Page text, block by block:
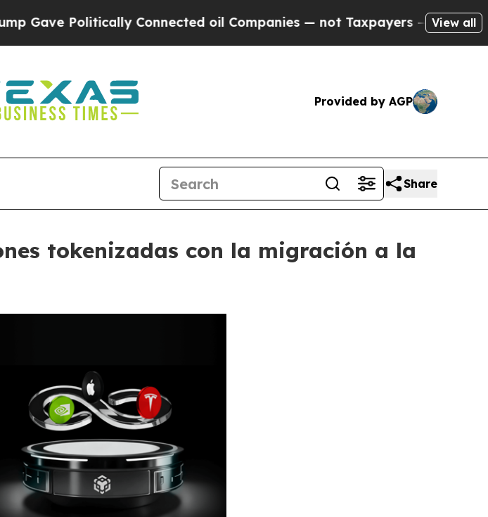
Connected oil Companies — not Taxpayers — the Chance toView all
Provided by AGP
Share
tokenizadas con la migración a la